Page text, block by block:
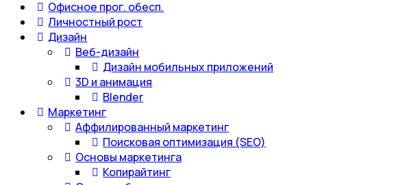
Офисное прог. обесп.
Личностный рост
Дизайн
Веб-дизайн
Дизайн мобильных приложений
3D и анимация
Blender
Маркетинг
Аффилированный маркетинг
Поисковая оптимизация (SEO)
Основы маркетинга
Копирайтинг